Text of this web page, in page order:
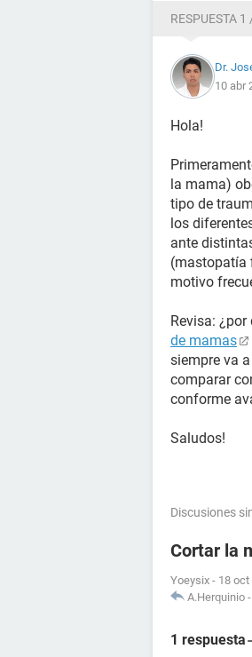
RESPUESTA 1
Dr.
10 abr
Hola!
la mama)
tipo de
los
ante
(mastopatía
motivo
Revisa:
de mamas
siempre va
comparar
conforme
Saludos!
Discusiones
Cortar la
Yoeysix - 18 oct
A.Herquinio -
1 respuesta